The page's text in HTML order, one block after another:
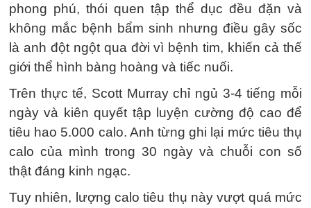
phong phú, thói quen tập thể dục đều đặn và
không mắc bệnh bẩm sinh nhưng điều gây sốc
là anh đột ngột qua đời vì bệnh tim, khiến cả thế
giới thể hình bàng hoàng và tiếc nuối.
Trên thực tế, Scott Murray chỉ ngủ 3-4 tiếng mỗi
ngày và kiên quyết tập luyện cường độ cao để
tiêu hao 5.000 calo. Anh từng ghi lại mức tiêu thụ
calo của mình trong 30 ngày và chuỗi con số
thật đáng kinh ngạc.
Tuy nhiên, lượng calo tiêu thụ này vượt quá mức